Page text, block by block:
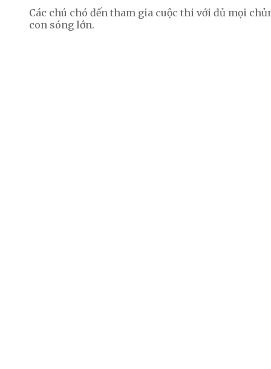
Các chú chó đến tham gia cuộc thi với đủ mọi
con sóng lớn.